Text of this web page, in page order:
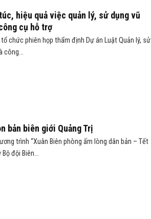
hiệu quả việc quản lý, sử dụng vũ
cụ hỗ trợ
chức phiên họp thẩm định Dự án Luật Quản lý, sử
công...
bản biên giới Quảng Trị
trình “Xuân Biên phòng ấm lòng dân bản – Tết
đội Biên...